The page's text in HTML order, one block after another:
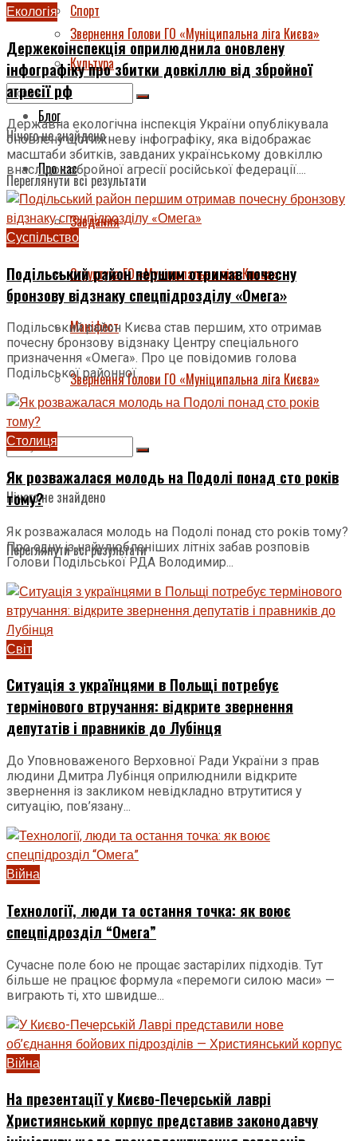
Звернення Голови ГО «Муніципальна ліга Києва»
Нічого не знайдено
Переглянути всі результати
Спорт
Культура
Блог
Про нас
Завдання
Структура ГО «Муніципальна ліга Києва»
Маніфест
Звернення Голови ГО «Муніципальна ліга Києва»
Нічого не знайдено
Переглянути всі результати
Екологія
Держекоінспекція оприлюднила оновлену
інфографіку про збитки довкіллю від збройної
агресії рф
Державна екологічна інспекція України опублікувала
оновлену щотижневу інфографіку, яка відображає
масштаби збитків, завданих українському довкіллю
внаслідок збройної агресії російської федерації....
Суспільство
Подільський район першим отримав почесну
бронзову відзнаку спецпідрозділу «Омега»
Подільський район Києва став першим, хто отримав
почесну бронзову відзнаку Центру спеціального
призначення «Омега». Про це повідомив голова
Подільської районної...
Столиця
Як розважалася молодь на Подолі понад сто років
тому?
Як розважалася молодь на Подолі понад сто років тому?
Про одну із найулюбленіших літніх забав розповів
Голови Подільської РДА Володимир...
Світ
Ситуація з українцями в Польщі потребує
термінового втручання: відкрите звернення
депутатів і правників до Лубінця
До Уповноваженого Верховної Ради України з прав
людини Дмитра Лубінця оприлюднили відкрите
звернення із закликом невідкладно втрутитися у
ситуацію, пов’язану...
Війна
Технології, люди та остання точка: як воює
спецпідрозділ “Омега”
Сучасне поле бою не прощає застарілих підходів. Тут
більше не працює формула «перемоги силою маси» —
виграють ті, хто швидше...
Війна
На презентації у Києво-Печерській лаврі
Християнський корпус представив законодавчу